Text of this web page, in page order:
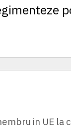
in UE la